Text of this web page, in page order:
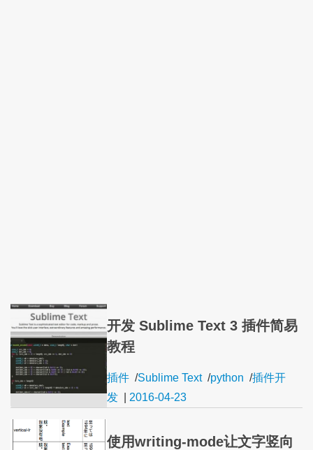
开发 Sublime Text 3 插件简易
教程
插件 /Sublime Text /python /插件开
发
2016-04-23
使用writing-mode让文字竖向